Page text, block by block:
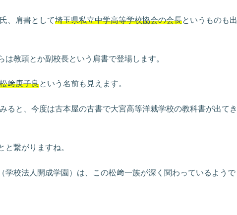
、肩書として埼玉県私立中学高等学校協会の会長というものも出
教頭とか副校長という肩書で登場します。
松﨑庚子良という名前も見えます。
ると、今度は古本屋の古書で大宮高等洋裁学校の教科書が出てき
繋がりますね。
学校法人開成学園）は、この松﨑一族が深く関わっているようで